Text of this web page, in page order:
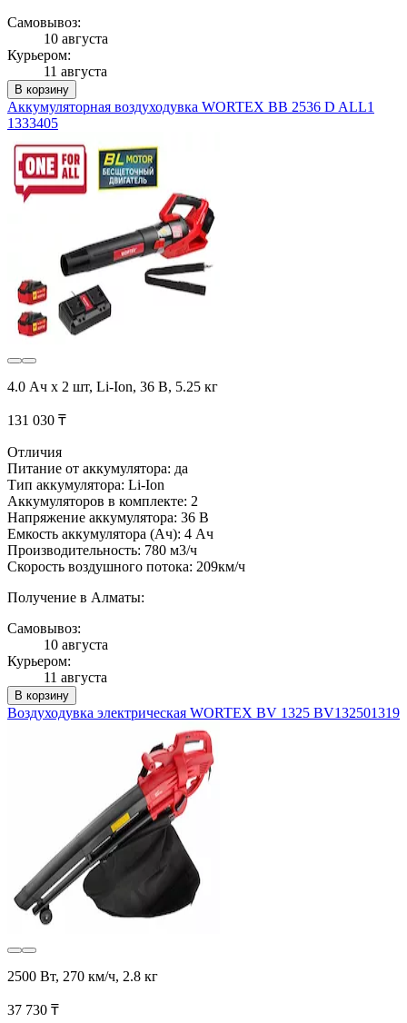
Самовывоз:
10 августа
Курьером:
11 августа
В корзину
Аккумуляторная воздуходувка WORTEX BB 2536 D ALL1
1333405
4.0 Ач x 2 шт, Li-Ion, 36 В, 5.25 кг
131 030 ₸
Отличия
Питание от аккумулятора: да
Тип аккумулятора: Li-Ion
Аккумуляторов в комплекте: 2
Напряжение аккумулятора: 36 В
Емкость аккумулятора (Ач): 4 Ач
Производительность: 780 м3/ч
Скорость воздушного потока: 209км/ч
Получение в Алматы:
Самовывоз:
10 августа
Курьером:
11 августа
В корзину
Воздуходувка электрическая WORTEX BV 1325 BV132501319
2500 Вт, 270 км/ч, 2.8 кг
37 730 ₸